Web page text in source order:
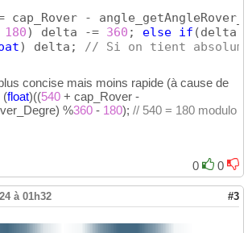
180) delta -= 360 ; else if (delta
) delta; // Si on tient
concise mais moins rapide (à cause de
(float)((540 + cap_Rover -
) %360 - 180); // 540 = 180 modulo
0
0
à 01h32 #3